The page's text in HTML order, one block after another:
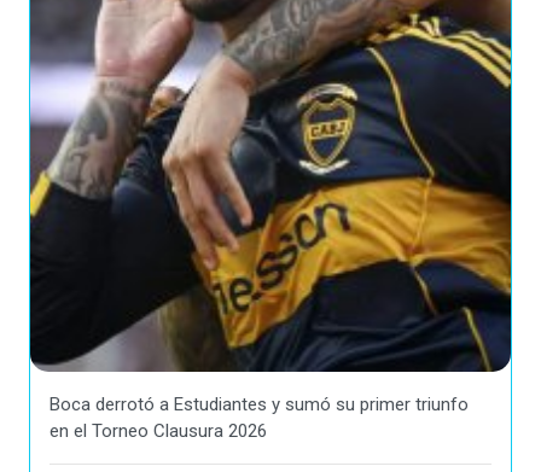
Boca derrotó a Estudiantes y sumó su primer triunfo
en el Torneo Clausura 2026